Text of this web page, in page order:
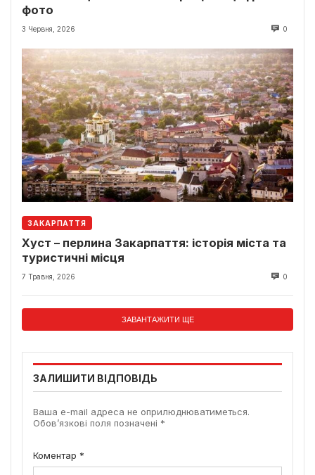
фото
3 Червня, 2026 0
ЗАКАРПАТТЯ
Хуст – перлина Закарпаття: історія міста та
туристичні місця
7 Травня, 2026 0
ЗАВАНТАЖИТИ ЩЕ
ЗАЛИШИТИ ВІДПОВІДЬ
Ваша e-mail адреса не оприлюднюватиметься.
Обов’язкові поля позначені *
Коментар *